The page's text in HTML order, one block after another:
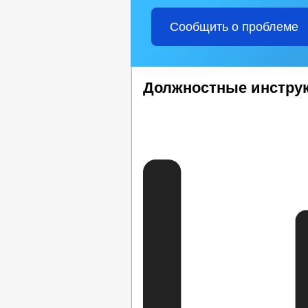
Сообщить о проблеме
Должностные